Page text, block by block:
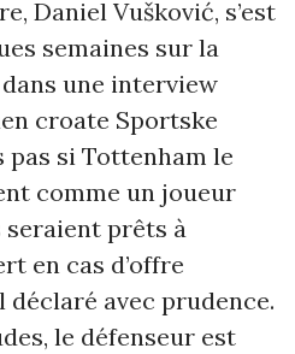
Daniel Vušković, s’est
semaines sur la
une interview
croate Sportske
pas si Tottenham le
comme un joueur
seraient prêts à
en cas d’offre
déclaré avec prudence.
le défenseur est